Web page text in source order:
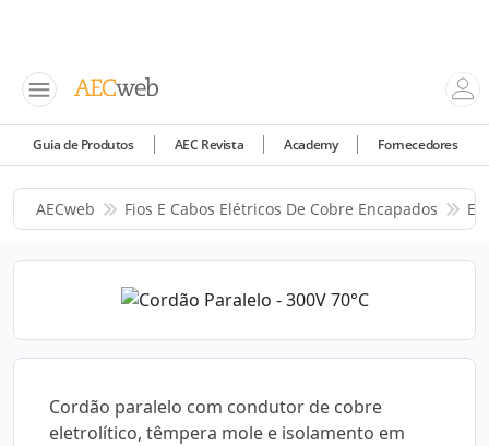
Guia de Produtos AEC Revista Academy Fornecedores
AECweb Fios E Cabos Elétricos De Cobre Encapados
Cordão paralelo com condutor de cobre
eletrolítico, têmpera mole e isolamento em